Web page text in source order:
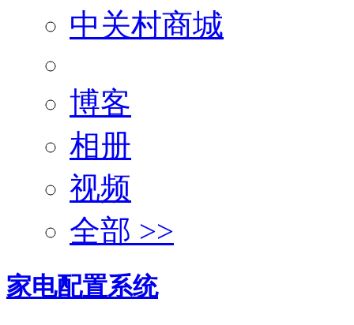
中关村商城
博客
相册
视频
全部 >>
家电配置系统